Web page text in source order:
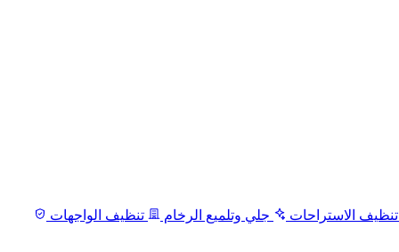
تنظيف الاستراحات جلي وتلميع الرخام
تنظيف الواجهات